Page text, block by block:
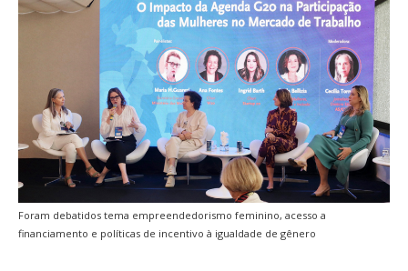
Foram debatidos tema empreendedorismo feminino, acesso a
financiamento e políticas de incentivo à igualdade de gênero